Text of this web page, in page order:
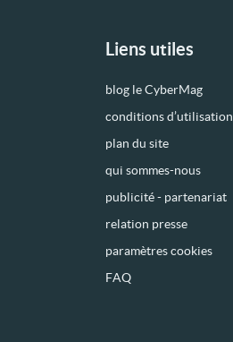
Liens utiles
blog le CyberMag
conditions d’utilisation
plan du site
qui sommes-nous
publicité - partenariat
relation presse
paramètres cookies
FAQ